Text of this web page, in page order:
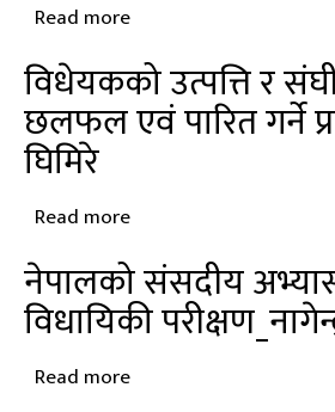
Read moreabout
अभ्यासमा
पुस्तकालयको
विधेयकको उत्पत्ति र
छलफल एवं पारित गर्ने
घिमिरे
Read moreabout
उत्पत्ति
र
संसदमा
नेपालको संसदीय
विधायिकी
Read moreabout